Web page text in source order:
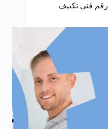
فني تكييف الصليبية 62224041 رقم فني تكييف